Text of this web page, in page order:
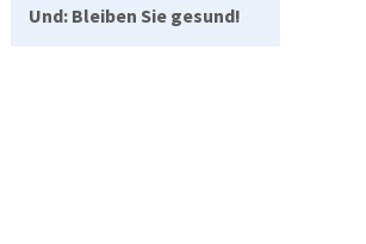
Und: Bleiben Sie gesund!